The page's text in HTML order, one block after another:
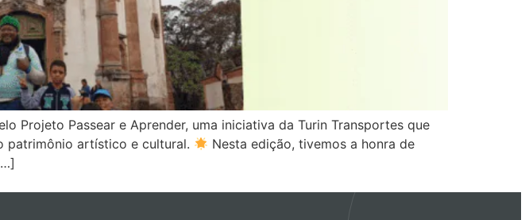
Projeto Passear e Aprender, uma iniciativa da Turin Transportes que
patrimônio artístico e cultural.
Nesta edição, tivemos a honra de